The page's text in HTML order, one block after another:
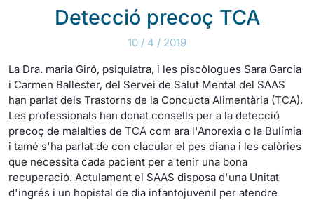
Detecció precoç TCA
10 / 4 / 2019
La Dra. maria Giró, psiquiatra, i les piscòlogues Sara Garcia
i Carmen Ballester, del Servei de Salut Mental del SAAS
han parlat dels Trastorns de la Concucta Alimentària (TCA).
Les professionals han donat consells per a la detecció
precoç de malalties de TCA com ara l'Anorexia o la Bulímia
i tamé s'ha parlat de con clacular el pes diana i les calòries
que necessita cada pacient per a tenir una bona
recuperació. Actulament el SAAS disposa d'una Unitat
d'ingrés i un hopistal de dia infantojuvenil per atendre